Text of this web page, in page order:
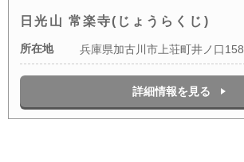
日光山 常楽寺(じょうらくじ)
所在地 兵庫県加古川市上荘町井ノ口158
詳細情報を見る